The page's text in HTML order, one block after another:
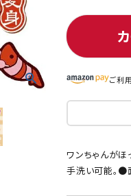
ご利
ワンちゃんがほ
手洗い可能。●